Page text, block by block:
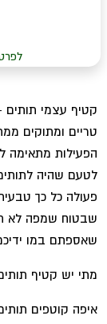
קטיף עצמי תותים
טריים ומתוקים
הפעילות מתאימה
לטעם שהיה
פעולה כל כך
שבטוח שמפה לא
שאספתם במו
מתי יש קטיף
איפה קוטפים